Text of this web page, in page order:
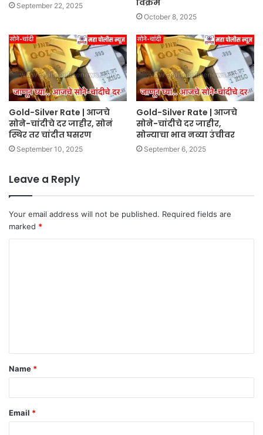
September 22, 2025
October 8, 2025
Gold-Silver Rate | आजचे
सोने-चांदीचे दर जाहीर, सोनं
स्थिर तर चांदीत घसरण
September 10, 2025
Gold-Silver Rate | आजचे
सोने-चांदीचे दर जाहीर,
सोन्याचा भाव नव्या उंचीवर
September 6, 2025
Leave a Reply
Your email address will not be published. Required fields are
marked *
t
*
Name *
Email *